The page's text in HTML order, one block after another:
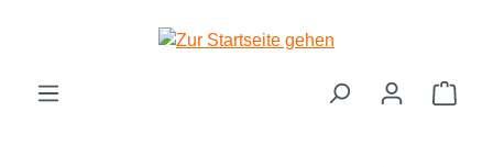
Zum Hauptinhalt springen